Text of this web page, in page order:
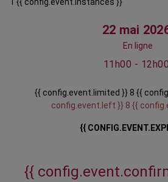
1 {{ config.event.instances }}
22 mai
En ligne
11h00 - 12h00
{{ config.event.limited }} 8 {{
config.event.left }} 8 {{
{{
{{